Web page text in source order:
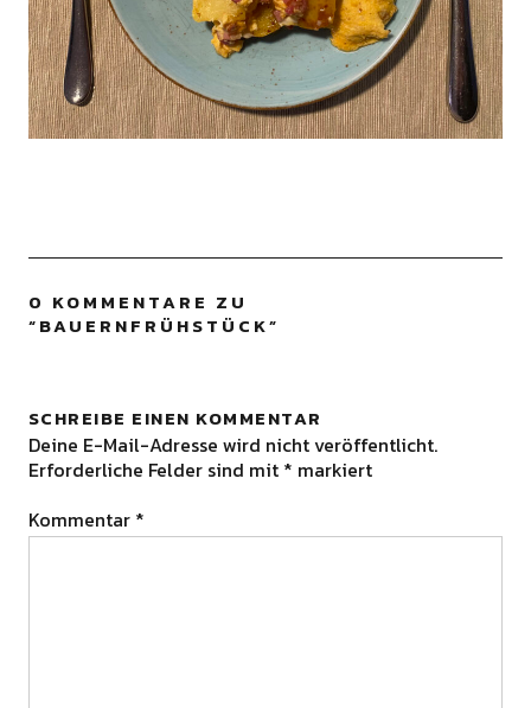
0 KOMMENTARE ZU
“BAUERNFRÜHSTÜCK”
SCHREIBE EINEN KOMMENTAR
Deine E-Mail-Adresse wird nicht veröffentlicht.
Erforderliche Felder sind mit * markiert
Kommentar *